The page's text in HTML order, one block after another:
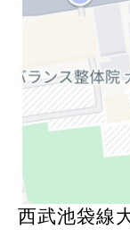
西武池袋線